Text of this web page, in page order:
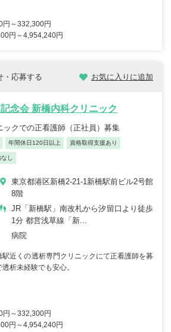
円～332,300円
円～4,954,240円
・応募する お気に入りに追加
念会 新橋内科クリニック
ックでの正看護師（正社員）募集
年間休日120日以上 資格取得支援あり
し
東京都港区新橋2-21-1新橋駅前ビル2号館
8階
JR「新橋駅」南改札から汐留口より徒歩
1分 都営浅草線「新...
病院
駅近くの透析専門クリニックにて正看護師を募
析未経験でも安心。
円～332,300円
円～4,954,240円